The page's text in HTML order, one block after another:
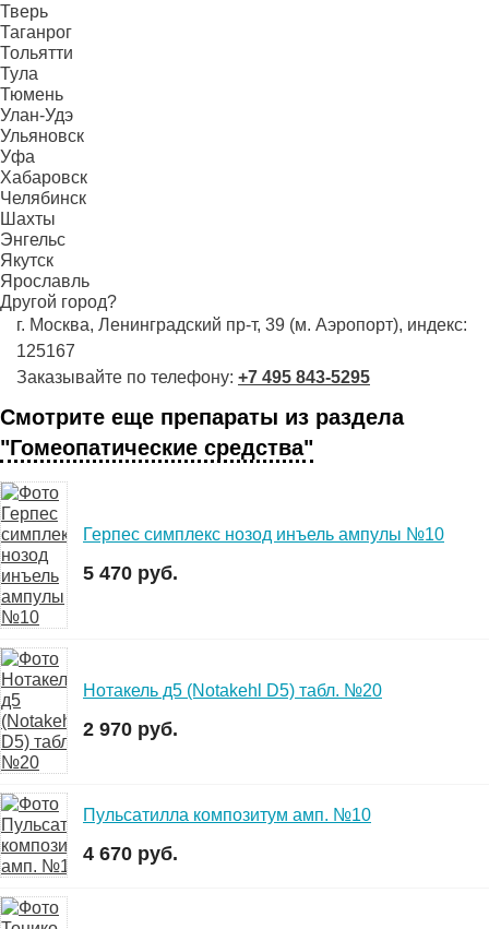
Тверь
Таганрог
Тольятти
Тула
Тюмень
Улан-Удэ
Ульяновск
Уфа
Хабаровск
Челябинск
Шахты
Энгельс
Якутск
Ярославль
Другой город?
г. Москва, Ленинградский пр-т, 39 (м. Аэропорт), индекс:
125167
Заказывайте по телефону: +7 495 843-5295
Смотрите еще препараты из раздела
"Гомеопатические средства"
Герпес симплекс нозод инъель ампулы №10
5 470 руб.
Нотакель д5 (Notakehl D5) табл. №20
2 970 руб.
Пульсатилла композитум амп. №10
4 670 руб.